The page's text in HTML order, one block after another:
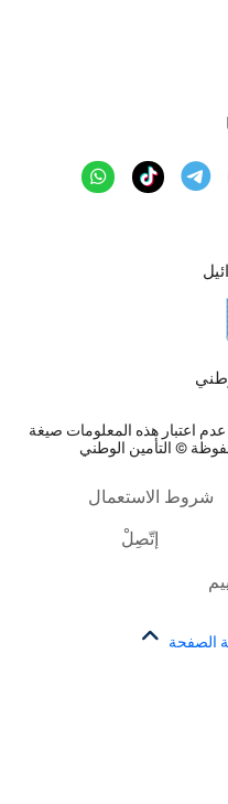
اعتبار هذه المعلومات صيغة
© التأمين الوطني
شروط الاستعمال
إتّصِلْ